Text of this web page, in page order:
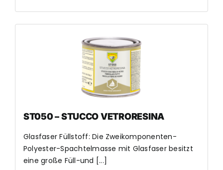
ST050 – STUCCO VETRORESINA
Glasfaser Füllstoff: Die Zweikomponenten-
Polyester-Spachtelmasse mit Glasfaser besitzt
eine große Füll-und [...]